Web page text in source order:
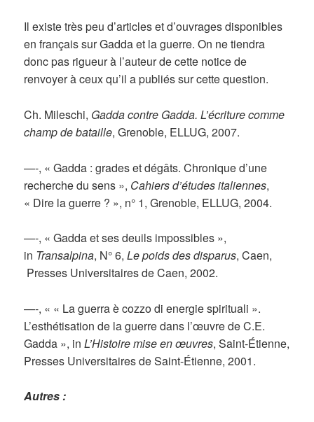
Il existe très peu d’articles et d’ouvrages disponibles
en français sur Gadda et la guerre. On ne tiendra
donc pas rigueur à l’auteur de cette notice de
renvoyer à ceux qu’il a publiés sur cette question.
Ch. Mileschi, Gadda contre Gadda. L’écriture comme
champ de bataille, Grenoble, ELLUG, 2007.
—-, « Gadda : grades et dégâts. Chronique d’une
recherche du sens », Cahiers d’études italiennes,
« Dire la guerre ? », n° 1, Grenoble, ELLUG, 2004.
—-, « Gadda et ses deuils impossibles »,
in Transalpina, N° 6,Le poids des disparus, Caen,
Presses Universitaires de Caen, 2002.
—-, « « La guerra è cozzo di energie spirituali ».
L’esthétisation de la guerre dans l’œuvre de C.E.
Gadda », inL’Histoire mise en œuvres, Saint-Étienne,
Presses Universitaires de Saint-Étienne, 2001.
Autres :